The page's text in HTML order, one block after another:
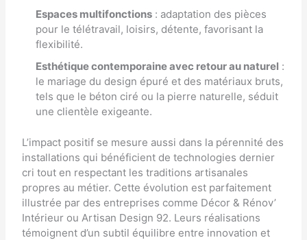
Espaces multifonctions : adaptation des pièces
pour le télétravail, loisirs, détente, favorisant la
flexibilité.
Esthétique contemporaine avec retour au naturel :
le mariage du design épuré et des matériaux bruts,
tels que le béton ciré ou la pierre naturelle, séduit
une clientèle exigeante.
L’impact positif se mesure aussi dans la pérennité des
installations qui bénéficient de technologies dernier
cri tout en respectant les traditions artisanales
propres au métier. Cette évolution est parfaitement
illustrée par des entreprises comme Décor & Rénov’
Intérieur ou Artisan Design 92. Leurs réalisations
témoignent d’un subtil équilibre entre innovation et